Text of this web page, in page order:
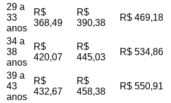
29 a
33
anos
R$
368,49
R$
390,38
R$ 469,18
34 a
38
anos
R$
420,07
R$
445,03
R$ 534,86
39 a
43
anos
R$
432,67
R$
458,38
R$ 550,91